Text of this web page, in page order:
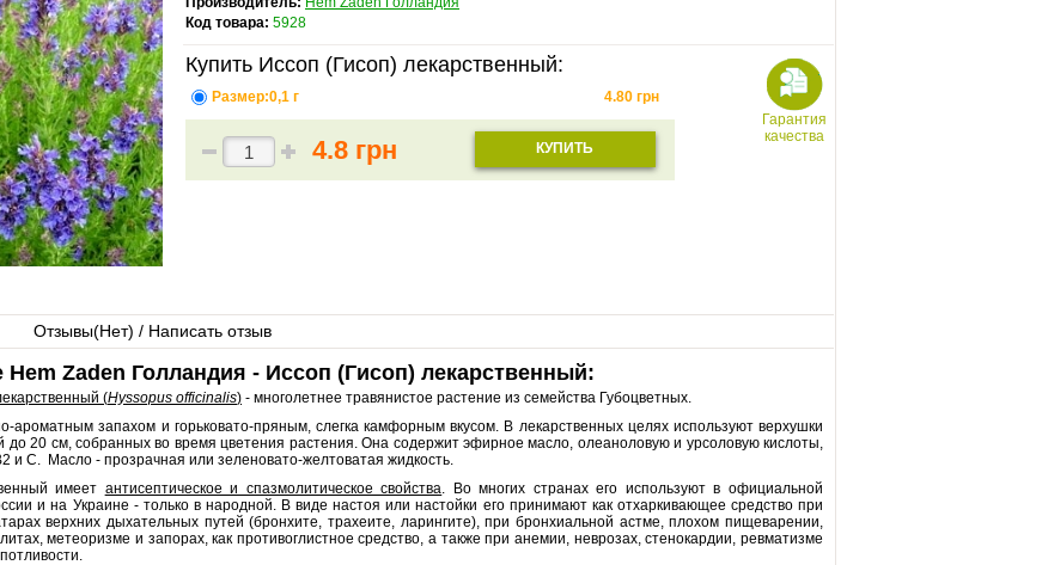
Код товара: 5928
Купить Иссоп (Гисоп) лекарственный:
Размер:0,1 г 4.80 грн
4.8 грн КУПИТЬ
Гарантия
качества
Отзывы(Нет) / Написать отзыв
Hem Zaden Голландия - Иссоп (Гисоп) лекарственный:
(Hyssopus officinalis) - многолетнее травянистое растение из семейства Губоцветных.
ароматным запахом и горьковато-пряным, слегка камфорным вкусом. В лекарственных целях используют верхушки
до 20 см, собранных во время цветения растения. Она содержит эфирное масло, олеаноловую и урсоловую кислоты,
и С. Масло - прозрачная или зеленовато-желтоватая жидкость.
имеет антисептическое и спазмолитическое свойства. Во многих странах его используют в официальной
и на Украине - только в народной. В виде настоя или настойки его принимают как отхаркивающее средство при
верхних дыхательных путей (бронхите, трахеите, ларингите), при бронхиальной астме, плохом пищеварении,
метеоризме и запорах, как противоглистное средство, а также при анемии, неврозах, стенокардии, ревматизме